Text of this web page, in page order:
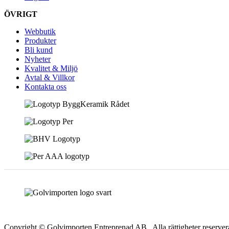
ÖVRIGT
Webbutik
Produkter
Bli kund
Nyheter
Kvalitet & Miljö
Avtal & Villkor
Kontakta oss